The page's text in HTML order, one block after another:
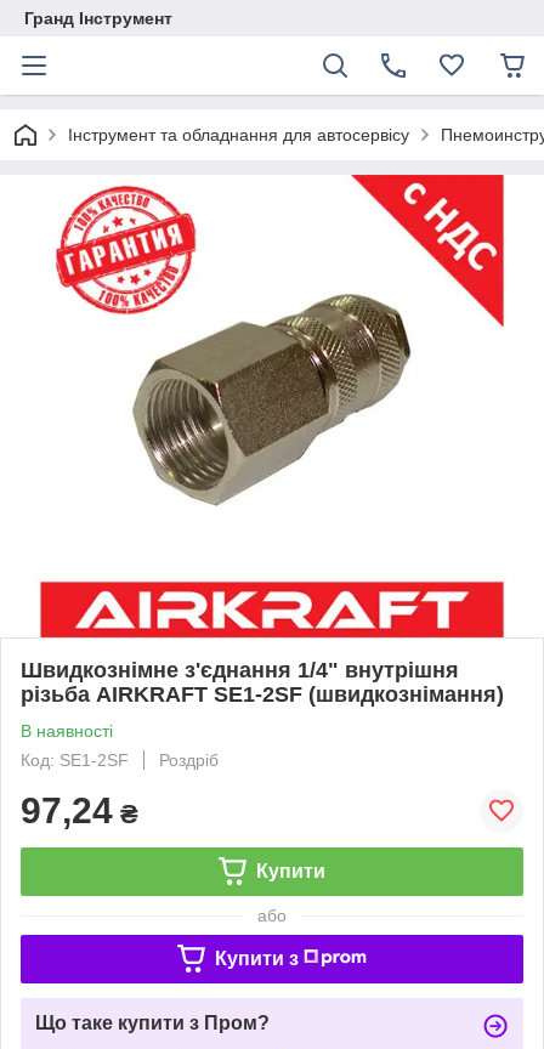
Гранд Інструмент
Інструмент та обладнання для автосервісу
Швидкознімне з'єднання 1/4" внутрішня
різьба AIRKRAFT SE1-2SF (швидкознімання)
В наявності
Код: SE1-2SF
Роздріб
97,24 ₴
Купити
або
Купити з
Що таке купити з Пром?